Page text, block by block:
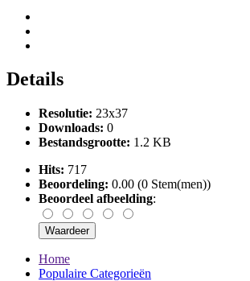
Details
Resolutie: 23x37
Downloads: 0
Bestandsgrootte: 1.2 KB
Hits: 717
Beoordeling: 0.00 (0 Stem(men))
Beoordeel afbeelding:
Home
Populaire Categorieën